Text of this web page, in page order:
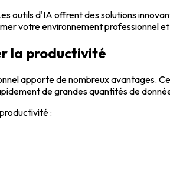
outils d'IA offrent des solutions
votre environnement professionnel
la productivité
apporte de nombreux avantages.
de grandes quantités de
: